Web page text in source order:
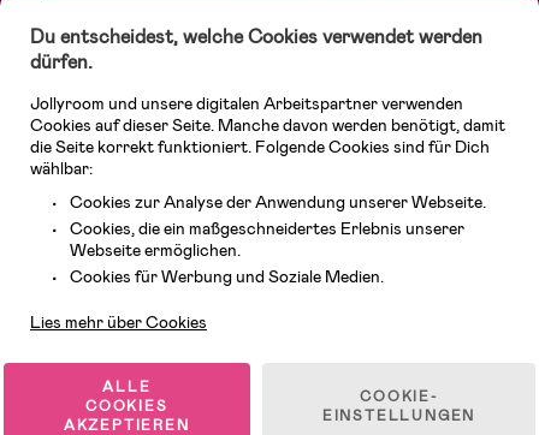
Autositze, Kinder- und Babymode, Produkte für Mütter und eine Menge
fantastischer Einrichtungsgegenstände, Spielsachen, Babyprodukte und
vieles mehr. Wir haben Produkte von bekannten Herstellern wie Britax, Maxi-
Avent, Jack Wolfskin, Cybex, LEGO und vielen mehr. Schau Dich um in
unserer vielfältigen Online-Boutique für Kinder & Babys. Willkommen!
© 2026 Jollyroom GmbH. Alle Rechte vorbehalten.
Du entscheidest, welche Cookies verwendet werden
dürfen.
Jollyroom und unsere digitalen Arbeitspartner verwenden
Cookies auf dieser Seite. Manche davon werden benötigt, damit
die Seite korrekt funktioniert. Folgende Cookies sind für Dich
wählbar:
Cookies zur Analyse der Anwendung unserer Webseite.
Cookies, die ein maßgeschneidertes Erlebnis unserer
Webseite ermöglichen.
Cookies für Werbung und Soziale Medien.
Lies mehr über Cookies
ALLE
COOKIES
AKZEPTIEREN
COOKIE-
EINSTELLUNGEN